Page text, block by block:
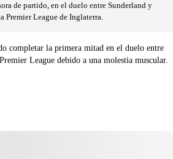
de partido, en el duelo entre Sunderland y
Premier League de Inglaterra.
completar la primera mitad en el duelo entre
League debido a una molestia muscular.